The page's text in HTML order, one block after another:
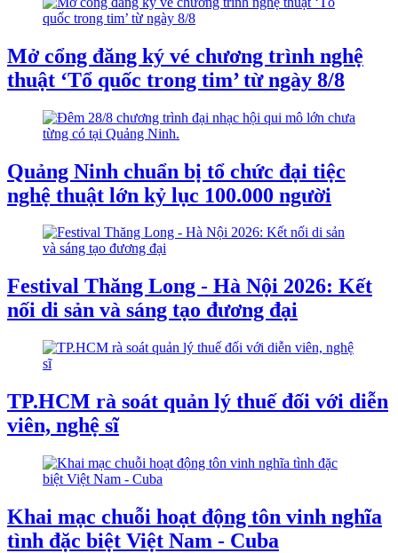
Mở cổng đăng ký vé chương trình nghệ
thuật ‘Tổ quốc trong tim’ từ ngày 8/8
Quảng Ninh chuẩn bị tổ chức đại tiệc
nghệ thuật lớn kỷ lục 100.000 người
Festival Thăng Long - Hà Nội 2026: Kết
nối di sản và sáng tạo đương đại
TP.HCM rà soát quản lý thuế đối với diễn
viên, nghệ sĩ
Khai mạc chuỗi hoạt động tôn vinh nghĩa
tình đặc biệt Việt Nam - Cuba